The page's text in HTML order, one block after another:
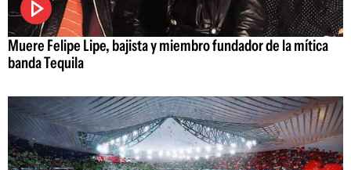
Muere Felipe Lipe, bajista y miembro fundador de la mítica
banda Tequila